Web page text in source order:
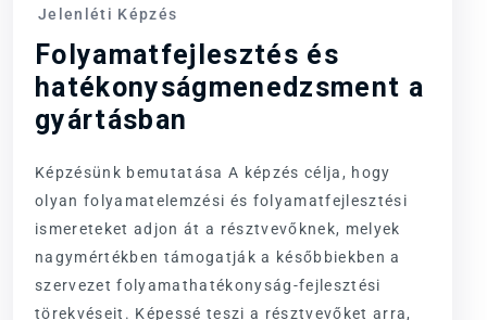
Jelenléti Képzés
Folyamatfejlesztés és
hatékonyságmenedzsment a
gyártásban
Képzésünk bemutatása A képzés célja, hogy
olyan folyamatelemzési és folyamatfejlesztési
ismereteket adjon át a résztvevőknek, melyek
nagymértékben támogatják a későbbiekben a
szervezet folyamathatékonyság-fejlesztési
törekvéseit. Képessé teszi a résztvevőket arra,